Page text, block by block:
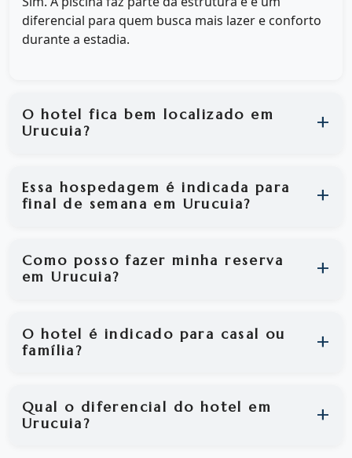
diferencial para quem busca mais lazer e conforto
durante a estadia.
O hotel fica bem localizado em
Urucuia?
Essa hospedagem é indicada para
final de semana em Urucuia?
Como posso fazer minha reserva
em Urucuia?
O hotel é indicado para casal ou
família?
Qual o diferencial do hotel em
Urucuia?